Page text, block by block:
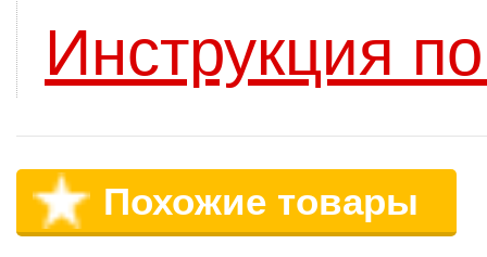
Инструкция
Похожие товары